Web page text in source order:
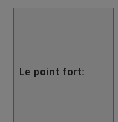
Le point fort: